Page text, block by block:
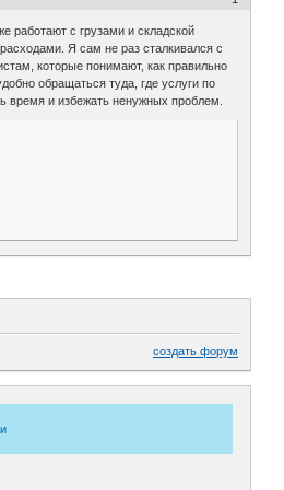
работают с грузами и складской
Я сам не раз сталкивался с
которые понимают, как правильно
обращаться туда, где услуги по
время и избежать ненужных проблем.
создать форум